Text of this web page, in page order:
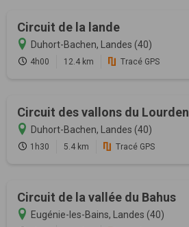
Circuit de la lande
Duhort-Bachen, Landes (40)
4h00 12.4 km Tracé GPS
Circuit des vallons du Lourden
Duhort-Bachen, Landes (40)
1h30 5.4 km Tracé GPS
Circuit de la vallée du Bahus
Eugénie-les-Bains, Landes (40)